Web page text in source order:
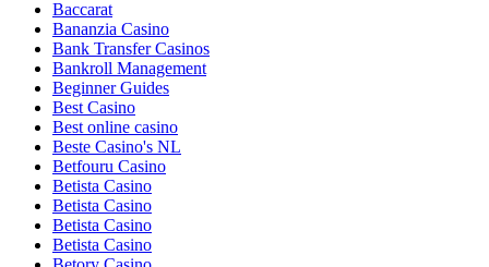
Baccarat
Bananzia Casino
Bank Transfer Casinos
Bankroll Management
Beginner Guides
Best Casino
Best online casino
Beste Casino's NL
Betfouru Casino
Betista Casino
Betista Casino
Betista Casino
Betista Casino